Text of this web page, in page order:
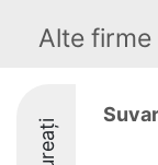
Alte firme